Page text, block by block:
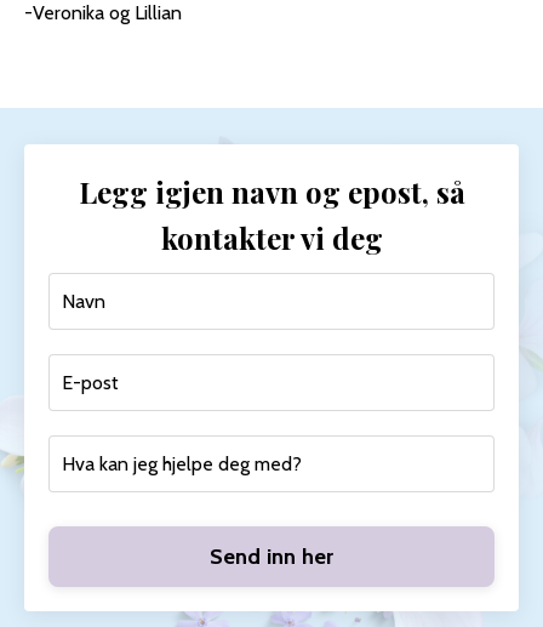
-Veronika og Lillian
Legg igjen navn og epost, så
kontakter vi deg
Send inn her